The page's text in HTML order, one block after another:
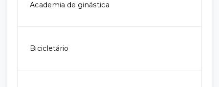
Academia de ginástica
Bicicletário